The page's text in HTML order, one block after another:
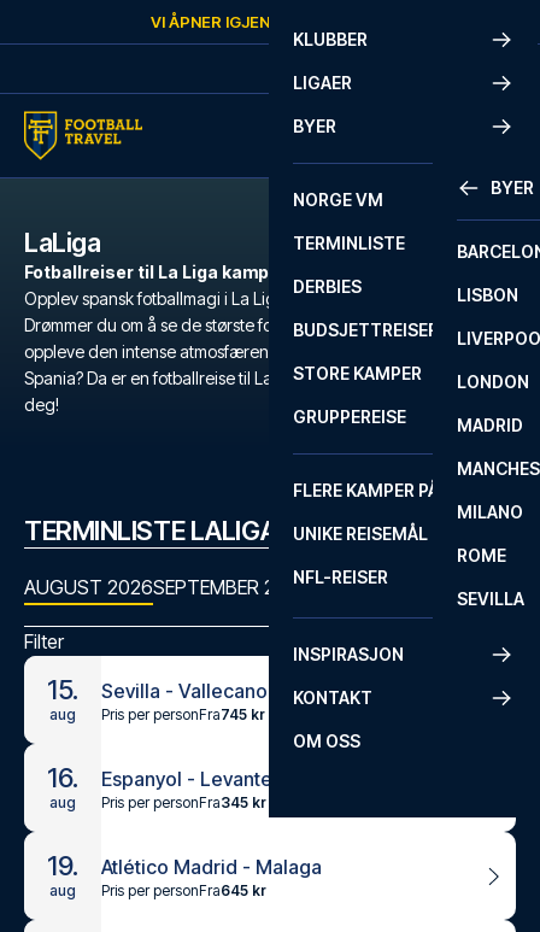
VI ÅPNER IGJEN
KLUBBER
LIGAER
BYER
BYER
LISBON
LONDON
MADRID
MILANO
ROME
SEVILLA
NORGE VM
TERMINLISTE
DERBIES
BUDSJETTREISER
STORE KAMPER
GRUPPEREISE
FLERE KAMPER PÅ ÉN REISE
UNIKE REISEMÅL
NFL-REISER
INSPIRASJON
KONTAKT
OM OSS
LaLiga
Fotballreiser til La Liga kamper
Opplev spansk fotballmagi i La Liga kamper med Football Travel.
Drømmer du om å se de største fotballstjernene i aksjon? Vil du
oppleve den intense atmosfæren på de mest ikoniske stadionene i
Spania? Da er en fotballreise til La Liga det perfekte valget for
deg!
TERMINLISTE LALIGA
AUGUST 2026SEPTEMBER 2026 OKTOBER 2026
Filter
15.
aug
Sevilla - Vallecano
Pris per personFra745 kr
16.
aug
Espanyol - Levante UD
Pris per personFra345 kr
19.
aug
Atlético Madrid - Malaga
Pris per personFra645 kr